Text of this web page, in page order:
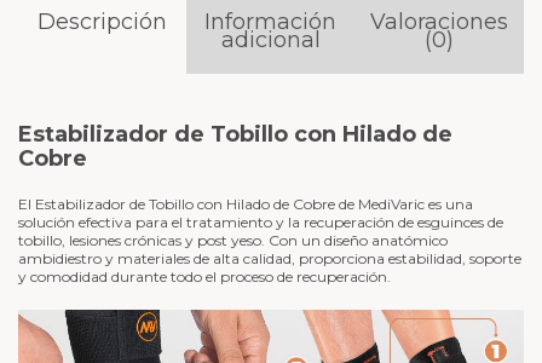
Descripción Información
adicional
Valoraciones
(0)
Estabilizador de Tobillo con Hilado de
Cobre
El Estabilizador de Tobillo con Hilado de Cobre de MediVaric es una
solución efectiva para el tratamiento y la recuperación de esguinces de
tobillo, lesiones crónicas y post yeso. Con un diseño anatómico
ambidiestro y materiales de alta calidad, proporciona estabilidad, soporte
y comodidad durante todo el proceso de recuperación.